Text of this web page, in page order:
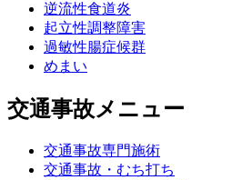
逆流性食道炎
起立性調整障害
過敏性腸症候群
めまい
交通事故メニュー
交通事故専門施術
交通事故・むち打ち